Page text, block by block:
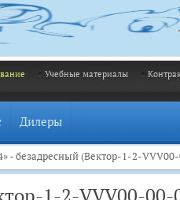
Учебные материалы
Дилеры
- безадресный (Вектор-1-2-